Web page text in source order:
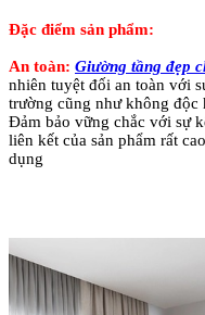
Đặc điểm sản phẩm:
An toàn: Giường tầng đẹp
nhiên tuyệt đối an toàn với
trường cũng như không độc
Đảm bảo vững chắc với sự
liên kết của sản phẩm rất
dụng